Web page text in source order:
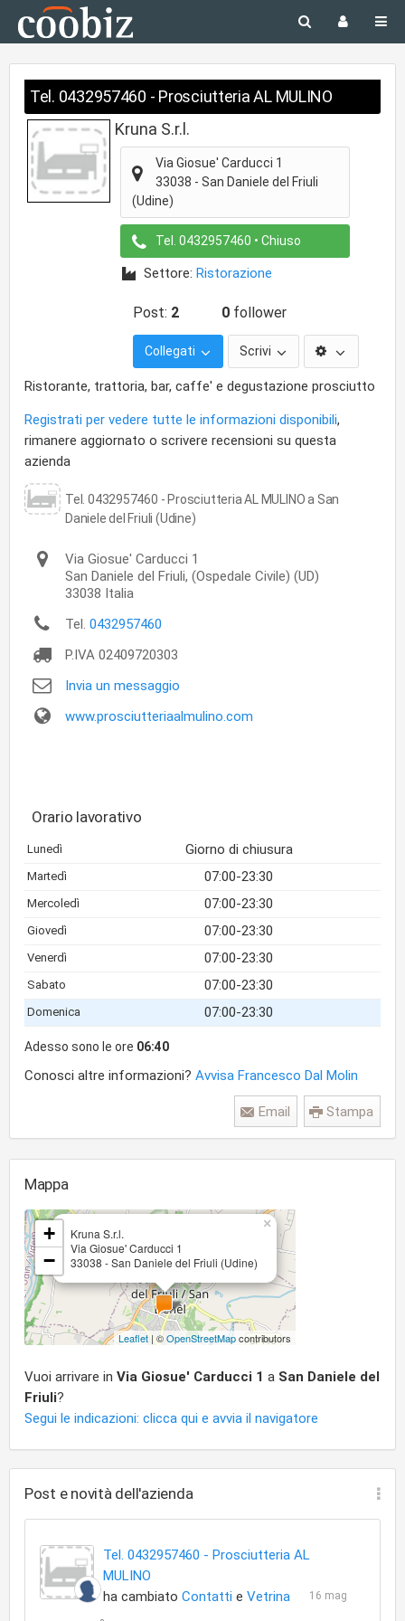
Tel. 0432957460 - Prosciutteria AL MULINO
Kruna S.r.l.
Via Giosue' Carducci 1
33038 - San Daniele del Friuli
(Udine)
Tel. 0432957460 • Chiuso
Settore: Ristorazione
Post: 2 0 follower
Collegati Scrivi
Ristorante, trattoria, bar, caffe' e degustazione prosciutto
Registrati per vedere tutte le informazioni disponibili,
rimanere aggiornato o scrivere recensioni su questa
azienda
Tel. 0432957460 - Prosciutteria AL MULINO a San
Daniele del Friuli (Udine)
Via Giosue' Carducci 1
San Daniele del Friuli, (Ospedale Civile) (UD)
33038 Italia
Tel. 0432957460
P.IVA 02409720303
Invia un messaggio
www.prosciutteriaalmulino.com
Orario lavorativo
Lunedì Giorno di chiusura
Martedì 07:00-23:30
Mercoledì 07:00-23:30
Giovedì 07:00-23:30
Venerdì 07:00-23:30
Sabato 07:00-23:30
Domenica 07:00-23:30
Adesso sono le ore 06:40
Conosci altre informazioni? Avvisa Francesco Dal Molin
Stampa
Email
Mappa
Kruna S.r.l.
Via Giosue' Carducci 1
33038 - San Daniele del Friuli (Udine)
×
+
−
Leaflet| ©OpenStreetMapcontributors
Vuoi arrivare in Via Giosue' Carducci 1 a San Daniele del
Friuli?
Segui le indicazioni: clicca qui e avvia il navigatore
Post e novità dell'azienda
Tel. 0432957460 - Prosciutteria AL
MULINO
ha cambiato Contatti e Vetrina 16 mag